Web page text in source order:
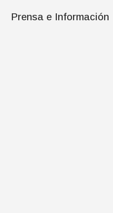
Prensa e Información